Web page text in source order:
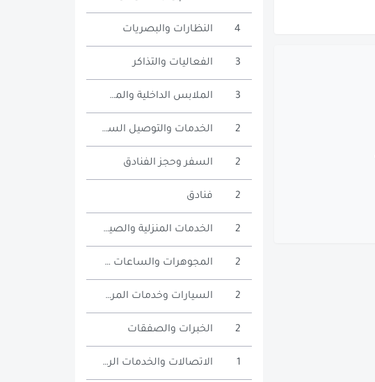
النظارات والبصريات 4
الفعاليات والتذاكر 3
الملابس الداخلية والمشدات 3
الخدمات والتوصيل السريع 2
السفر وحجز الفنادق 2
فنادق 2
الخدمات المنزلية والصيانة 2
المجوهرات والساعات والإكسسوارات 2
السيارات وخدمات المركبات 2
الخبرات والصفقات 2
الاتصالات والخدمات الرقمية 1